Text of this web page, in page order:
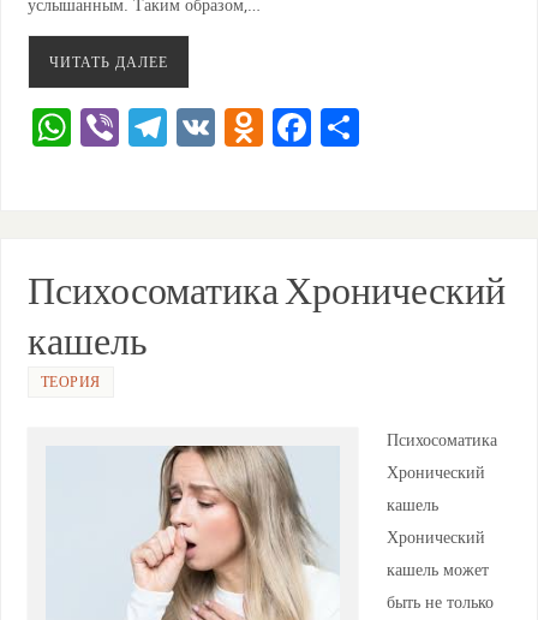
ЧИТАТЬ ДАЛЕЕ
W
A
p
p
Vi T
a
m
V O
kl
a
ki
F
b
o
О
ть
Психосоматика Хронический
кашель
ТЕОРИЯ
Психосоматика
Хронический
кашель
Хронический
кашель может
быть не только